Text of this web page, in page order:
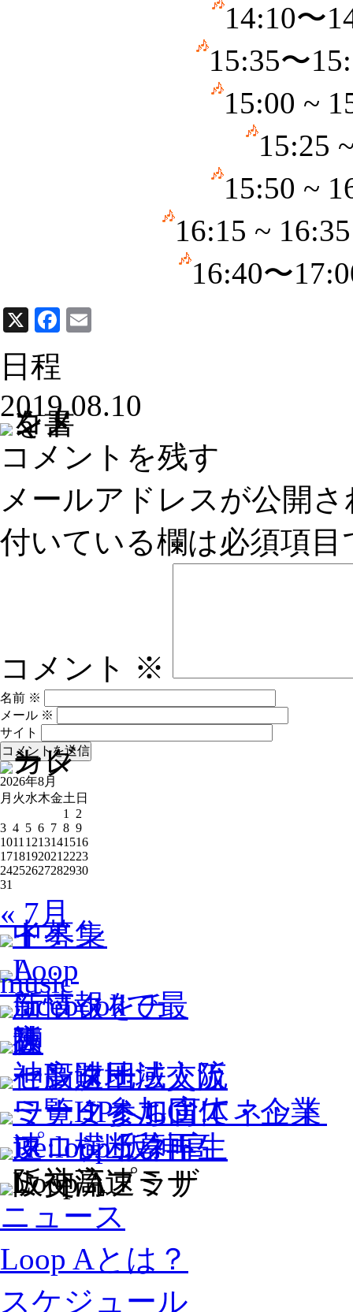
14:10〜
15:35〜
15:00 ~
15:25
15:50 ~
16:15 ~
16:40〜
X Facebook
日程
2019.08.10
コメントを残す
メールアドレスが公開
付いている欄は必須項目
コメント ※
名前 ※
メール ※
サイト
2026年8月
月 火水木金土 日
1
2
3 4 5 6 7 8 9
1011 1213141516
1718192021 2223
24252627282930
31
« 7月
ニュース
Loop Aとは？
スケジュール